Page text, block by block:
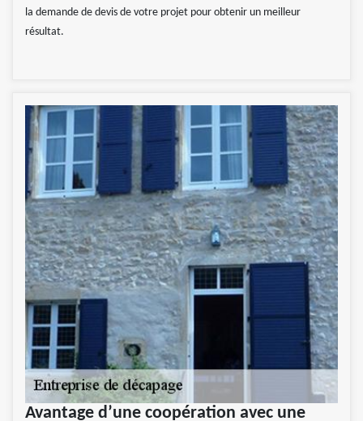
la demande de devis de votre projet pour obtenir un meilleur
résultat.
Avantage d’une coopération avec une